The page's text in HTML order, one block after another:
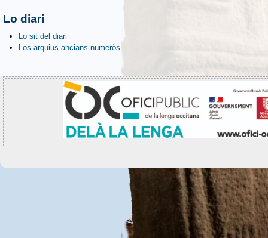
Lo diari
Lo sit del diari
Los arquius ancians numeròs